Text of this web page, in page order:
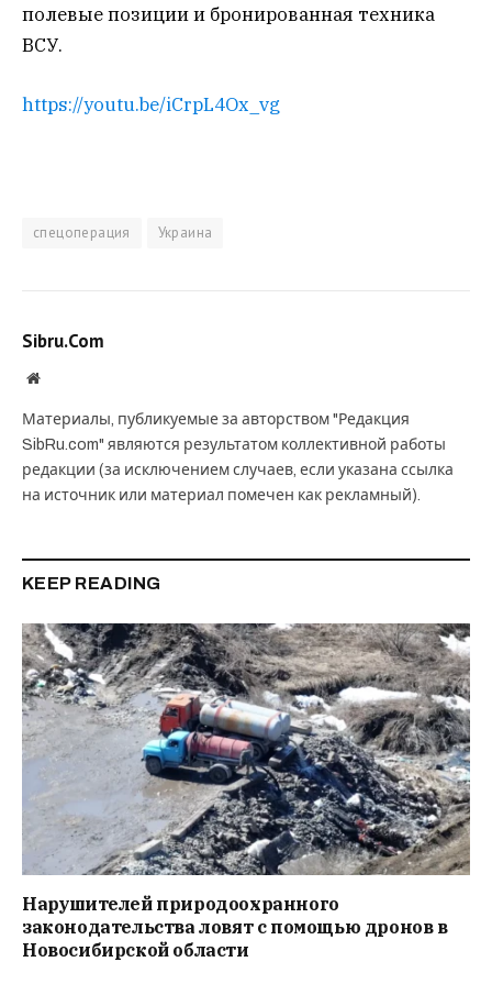
полевые позиции и бронированная техника
ВСУ.
https://youtu.be/iCrpL4Ox_vg
спецоперация Украина
Sibru.Com
Website
Материалы, публикуемые за авторством "Редакция
SibRu.com" являются результатом коллективной работы
редакции (за исключением случаев, если указана ссылка
на источник или материал помечен как рекламный).
KEEP READING
Нарушителей природоохранного
законодательства ловят с помощью дронов в
Новосибирской области